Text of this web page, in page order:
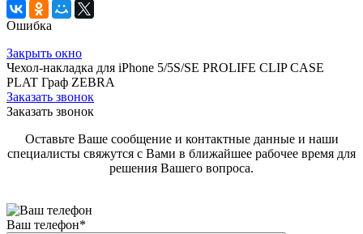
Ошибка
Закрыть окно
Чехол-накладка для iPhone 5/5S/SE PROLIFE CLIP CASE
PLAT Граф ZEBRA
Заказать звонок
Заказать звонок
Оставьте Ваше сообщение и контактные данные и наши
специалисты свяжутся с Вами в ближайшее рабочее время для
решения Вашего вопроса.
Ваш телефон*